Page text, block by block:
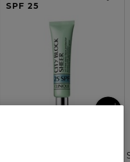
SPF 25
Ecran ville quotidien invisible